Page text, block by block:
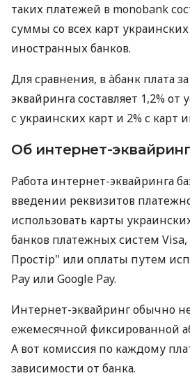
таких платежей в monobank
суммы со всех карт украинских
иностранных банков.
Для сравнения, в àбанк плата за
эквайринга составляет 1,2%
с украинских карт и 2% с карт
Об интернет-
Работа интернет-эквайринга
введении реквизитов
использовать карты
банков платежных систем Visa,
Простір" или оплаты путем
Pay или Google Pay.
Интернет-эквайринг обычно
ежемесячной фиксированной
А вот комиссия по каждому
зависимости от банка.